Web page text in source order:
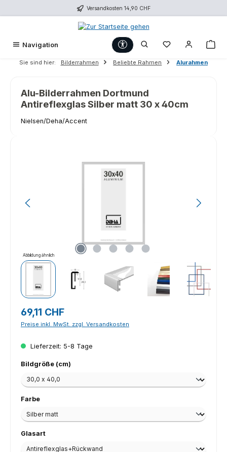
Zum Hauptinhalt springen Versandkosten 14,90 CHF
Navigation Werkzeugleiste anzeigen
Du hast 0
Sie sind hier: Bilderrahmen Beliebte Rahmen Alurahmen
Alu-Bilderrahmen Dortmund
Antireflexglas Silber matt 30 x 40cm
Nielsen/Deha/Accent
Abbildung ähnlich
Regulärer Preis:
69,11 CHF
Preise inkl. MwSt. zzgl. Versandkosten
Lieferzeit: 5-8 Tage
Bildgröße (cm)
Farbeauswählen
Glasartauswählen